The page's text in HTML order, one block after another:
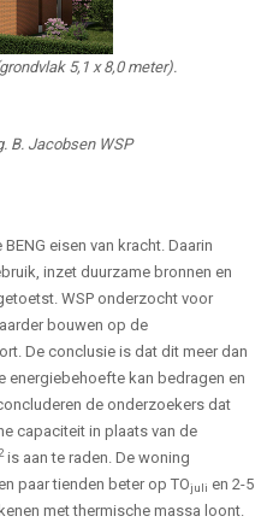
5,1 x 8,0 meter).
B. Jacobsen WSP
eisen van kracht. Daarin
inzet duurzame bronnen en
WSP onderzocht voor
bouwen op de
De conclusie is dat dit meer dan
energiebehoefte kan bedragen en
de onderzoekers dat
capaciteit in plaats van de
is aan te raden. De woning
paar tienden beter op TOjuli en 2-5
met thermische massa loont.